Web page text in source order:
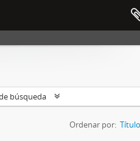
búsqueda
Ordenar por: Título